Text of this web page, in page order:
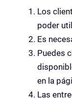
Los
poder
Es
Puedes
en la
Las